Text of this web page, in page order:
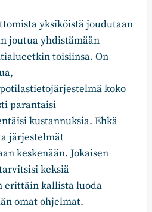
yksiköistä joudutaan
joutua yhdistämään
toisiinsa. On
koko
parantaisi
kustannuksia. Ehkä
järjestelmät
keskenään. Jokaisen
keksiä
erittäin kallista luoda
omat ohjelmat.